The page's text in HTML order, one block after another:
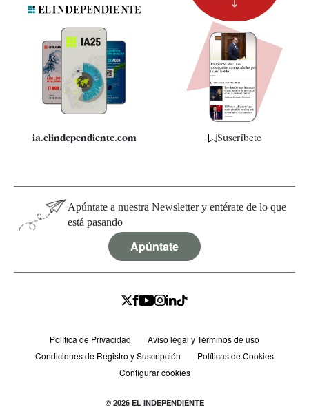
Quiénes somos
Especificaciones
ia.elindependiente.com Suscríbete
Apúntate a nuestra Newsletter y entérate de lo que
está pasando
Apúntate
Política de Privacidad
Aviso legal y Términos de uso
Condiciones de Registro y Suscripción
Políticas de Cookies
Configurar cookies
© 2026 EL INDEPENDIENTE